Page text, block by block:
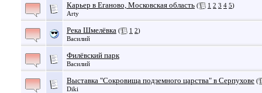
Карьер в Еганово, Московская область ( 1 2 3 4 5)
Arty
Река Шмелёвка ( 1 2)
Василий
Филёвский парк
Василий
Выставка "Сокровища подземного царства" в Серпухове (
Diki